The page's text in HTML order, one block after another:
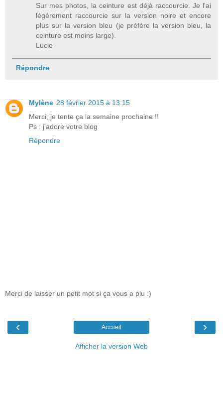
Sur mes photos, la ceinture est déjà raccourcie. Je l'ai
légérement raccourcie sur la version noire et encore
plus sur la version bleu (je préfère la version bleu, la
ceinture est moins large).
Lucie
Répondre
Mylène 28 février 2015 à 13:15
Merci, je tente ça la semaine prochaine !!
Ps : j'adore votre blog
Répondre
Merci de laisser un petit mot si ça vous a plu :)
‹ ›
Accueil
Afficher la version Web